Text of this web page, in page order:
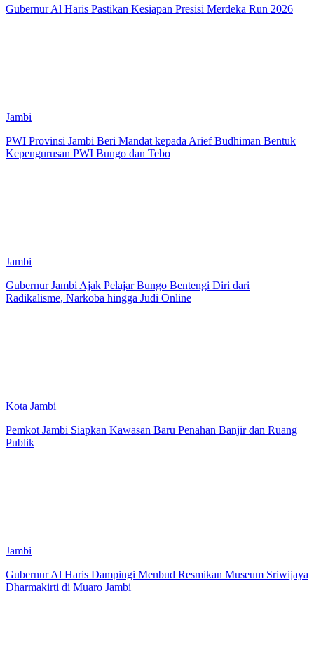
Gubernur Al Haris Pastikan Kesiapan Presisi Merdeka Run 2026
Jambi
PWI Provinsi Jambi Beri Mandat kepada Arief Budhiman Bentuk
Kepengurusan PWI Bungo dan Tebo
Jambi
Gubernur Jambi Ajak Pelajar Bungo Bentengi Diri dari
Radikalisme, Narkoba hingga Judi Online
Kota Jambi
Pemkot Jambi Siapkan Kawasan Baru Penahan Banjir dan Ruang
Publik
Jambi
Gubernur Al Haris Dampingi Menbud Resmikan Museum Sriwijaya
Dharmakirti di Muaro Jambi